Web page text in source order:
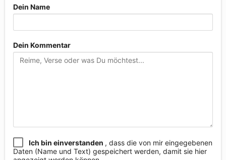
Dein Name
Dein Kommentar
Ich bin einverstanden , dass die von mir eingegebenen
Daten (Name und Text) gespeichert werden, damit sie hier